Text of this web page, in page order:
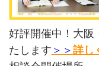
好評開催中！大阪
たします ＞＞ 詳し